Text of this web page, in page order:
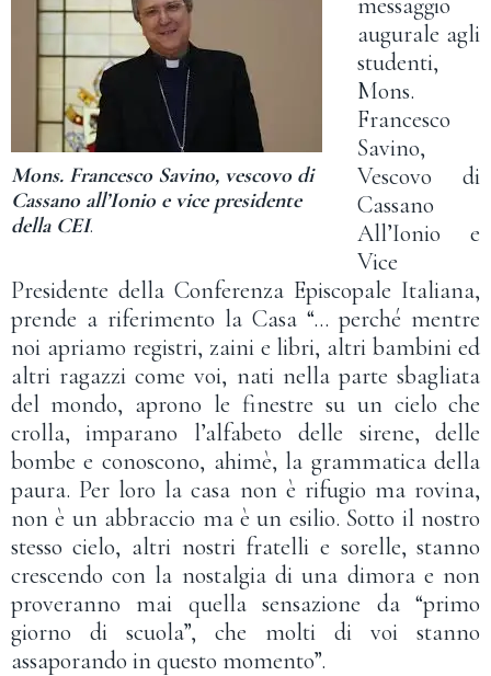
Mons. Francesco Savino, vescovo di
Cassano all’Ionio e vice presidente
della CEI.
augurale agli
studenti,
Mons.
Francesco
Savino,
Vescovo di
Cassano
All’Ionio e
Vice
Presidente della Conferenza Episcopale Italiana,
prende a riferimento la Casa “… perché mentre
noi apriamo registri, zaini e libri, altri bambini ed
altri ragazzi come voi, nati nella parte sbagliata
del mondo, aprono le finestre su un cielo che
crolla, imparano l’alfabeto delle sirene, delle
bombe e conoscono, ahimè, la grammatica della
paura. Per loro la casa non è rifugio ma rovina,
non è un abbraccio ma è un esilio. Sotto il nostro
stesso cielo, altri nostri fratelli e sorelle, stanno
crescendo con la nostalgia di una dimora e non
proveranno mai quella sensazione da “primo
giorno di scuola”, che molti di voi stanno
assaporando in questo momento”.